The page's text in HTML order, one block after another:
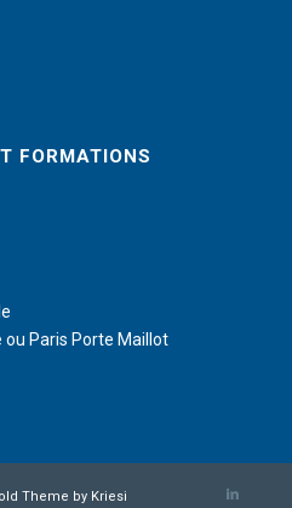
FORMATIONS
ou Paris Porte Maillot
Theme by Kriesi